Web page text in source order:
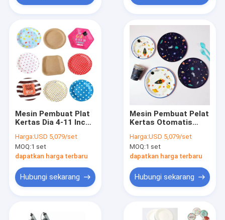
Mesin Pembuat Plat
Kertas Dia 4-11 Inch
Sepenuhnya
Otomatis
Harga:USD 5,079/set
MOQ:1 set
dapatkan harga terbaru
Hubungi sekarang
Mesin Pembuat Pelat
Kertas Otomatis
1600mm
Harga:USD 5,079/set
MOQ:1 set
dapatkan harga terbaru
Hubungi sekarang